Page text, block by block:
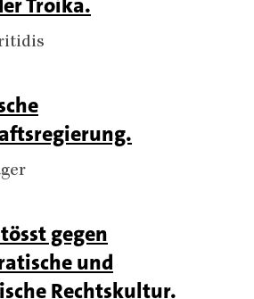
gegen
und
Rechtskultur.